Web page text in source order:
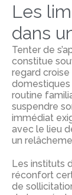
Les
dans
Tenter de
constitue
regard
domestiques
routine
suspendre
immédiat
avec le lieu
un
Les instituts
réconfort
de